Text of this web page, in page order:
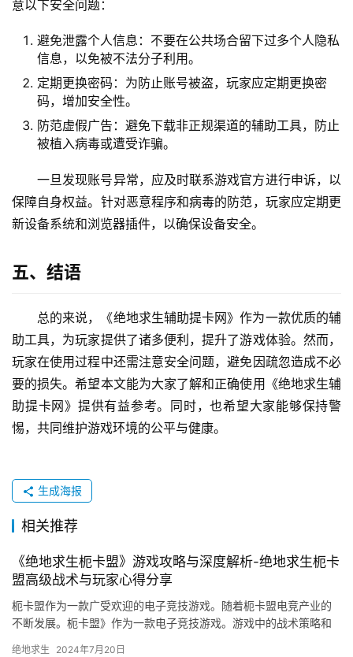
意以下安全问题：
避免泄露个人信息：不要在公共场合留下过多个人隐私
信息，以免被不法分子利用。
定期更换密码：为防止账号被盗，玩家应定期更换密
码，增加安全性。
防范虚假广告：避免下载非正规渠道的辅助工具，防止
被植入病毒或遭受诈骗。
一旦发现账号异常，应及时联系游戏官方进行申诉，以
保障自身权益。针对恶意程序和病毒的防范，玩家应定期更
新设备系统和浏览器插件，以确保设备安全。
五、结语
总的来说，《绝地求生辅助提卡网》作为一款优质的辅
助工具，为玩家提供了诸多便利，提升了游戏体验。然而，
玩家在使用过程中还需注意安全问题，避免因疏忽造成不必
要的损失。希望本文能为大家了解和正确使用《绝地求生辅
助提卡网》提供有益参考。同时，也希望大家能够保持警
惕，共同维护游戏环境的公平与健康。
生成海报
相关推荐
《绝地求生枙卡盟》游戏攻略与深度解析-绝地求生枙卡
盟高级战术与玩家心得分享
枙卡盟作为一款广受欢迎的电子竞技游戏。随着枙卡盟电竞产业的
不断发展。枙卡盟》作为一款电子竞技游戏。游戏中的战术策略和
绝地求生 2024年7月20日